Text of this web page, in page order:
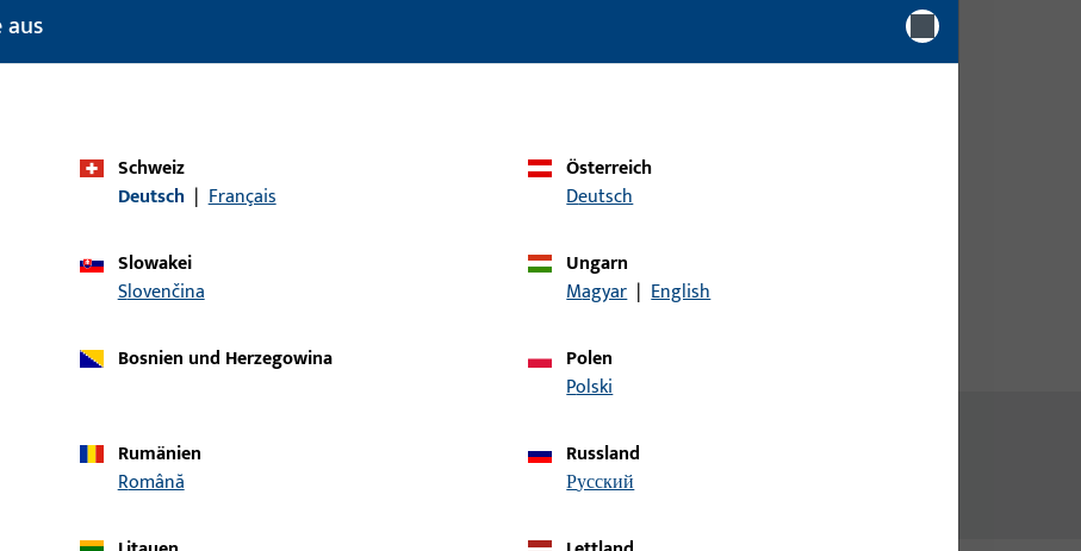
Einsatzsystem
ALU-JET
Oberflächenbeschreibung
Bruttogewicht
Verpackungseinheit
Mindestbestelleinheit
Bitte melden Sie sich mit Ihren
Preisinformation zu erhalten
Daten Downloads
Schweiz
Deutsch | Français
Österreich
Deutsch
Slowakei
Slovenčina
Ungarn
Magyar | English
Bosnien und Herzegowina
Polen
Polski
Rumänien
Română
Russland
русский